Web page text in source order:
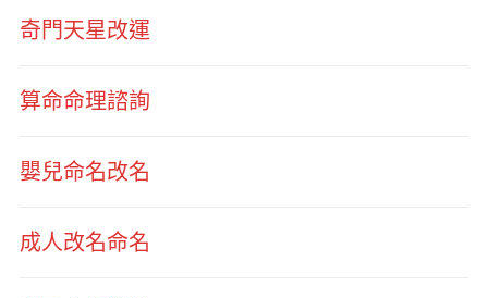
奇門天星改運
算命命理諮詢
嬰兒命名改名
成人改名命名